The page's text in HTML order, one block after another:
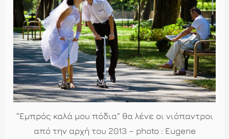
“Εμπρός καλά μου πόδια” θα λένε οι νιόπαντροι
από την αρχή του 2013 – photo : Eugene